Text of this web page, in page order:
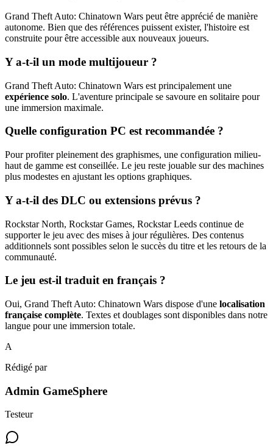
Grand Theft Auto: Chinatown Wars peut être apprécié de manière
autonome. Bien que des références puissent exister, l'histoire est
construite pour être accessible aux nouveaux joueurs.
Y a-t-il un mode multijoueur ?
Grand Theft Auto: Chinatown Wars est principalement une
expérience solo. L'aventure principale se savoure en solitaire pour
une immersion maximale.
Quelle configuration PC est recommandée ?
Pour profiter pleinement des graphismes, une configuration milieu-
haut de gamme est conseillée. Le jeu reste jouable sur des machines
plus modestes en ajustant les options graphiques.
Y a-t-il des DLC ou extensions prévus ?
Rockstar North, Rockstar Games, Rockstar Leeds continue de
supporter le jeu avec des mises à jour régulières. Des contenus
additionnels sont possibles selon le succès du titre et les retours de la
communauté.
Le jeu est-il traduit en français ?
Oui, Grand Theft Auto: Chinatown Wars dispose d'une localisation
française complète. Textes et doublages sont disponibles dans notre
langue pour une immersion totale.
A
Rédigé par
Admin GameSphere
Testeur